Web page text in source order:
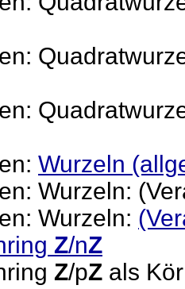
Wurzeln
Wurzeln:
Wurzeln:
Z/nZ
Z/pZ als